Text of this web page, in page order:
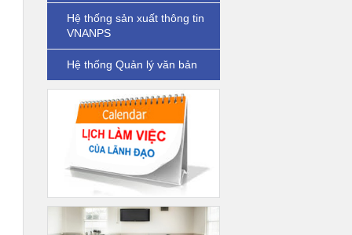
Hệ thống sản xuất thông tin
VNANPS
Hệ thống Quản lý văn bản